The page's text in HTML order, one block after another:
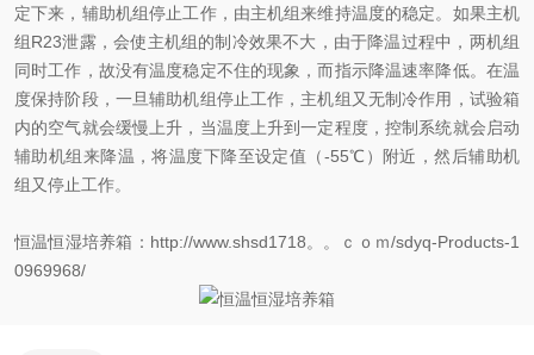
定下来，辅助机组停止工作，由主机组来维持温度的稳定。如果主机
组R23泄露，会使主机组的制冷效果不大，由于降温过程中，两机组
同时工作，故没有温度稳定不住的现象，而指示降温速率降低。在温
度保持阶段，一旦辅助机组停止工作，主机组又无制冷作用，试验箱
内的空气就会缓慢上升，当温度上升到一定程度，控制系统就会启动
辅助机组来降温，将温度下降至设定值（-55℃）附近，然后辅助机
组又停止工作。
恒温恒湿培养箱：http://www.shsd1718。。ｃｏｍ/sdyq-Products-1
0969968/